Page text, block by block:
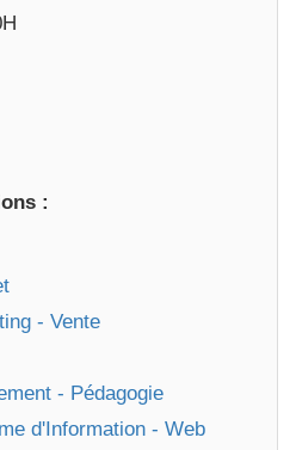
:
- Vente
- Pédagogie
d'Information - Web